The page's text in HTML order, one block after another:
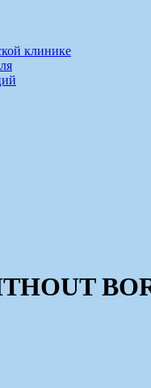
клинике